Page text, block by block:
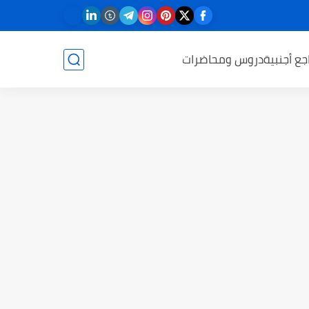
أجنبيةدروس ومحاضرات